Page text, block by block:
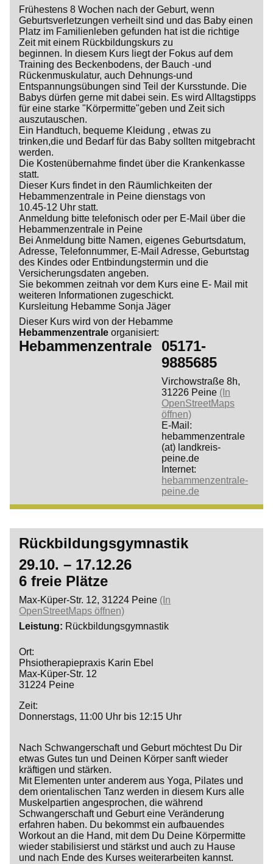
Frühestens 8 Wochen nach der Geburt, wenn
Geburtsverletzungen verheilt sind und das Baby einen
Platz im Familienleben gefunden hat ist die richtige
Zeit mit einem Rückbildungskurs zu
beginnen. In diesem Kurs liegt der Fokus auf dem
Training des Beckenbodens, der Bauch -und
Rückenmuskulatur, auch Dehnungs-und
Entspannungsübungen sind Teil der Kursstunde. Die
Babys dürfen gerne mit dabei sein. Es wird Alltagstipps
für eine starke "Körpermitte"geben und Zeit sich
auszutauschen.
Ein Handtuch, bequeme Kleidung , etwas zu
trinken,die und Bedarf für das Baby sollten mitgebracht
werden.
Die Kostenübernahme findet über die Krankenkasse
statt.
Dieser Kurs findet in den Räumlichkeiten der
Hebammenzentrale in Peine dienstags von
10.45-12 Uhr statt.
Anmeldung bitte telefonisch oder per E-Mail über die
Hebammenzentrale in Peine
Bei Anmeldung bitte Namen, eigenes Geburtsdatum,
Adresse, Telefonnummer, E-Mail Adresse, Geburtstag
des Kindes oder Entbindungstermin und die
Versicherungsdaten angeben.
Sie bekommen zeitnah vor dem Kurs eine E- Mail mit
weiteren Informationen zugeschickt.
Kursleitung Hebamme Sonja Jäger
Dieser Kurs wird von der Hebamme
Hebammenzentrale organisiert:
Hebammenzentrale
05171-
9885685
Virchowstraße 8h,
31226 Peine (In
OpenStreetMaps
öffnen)
E-Mail:
hebammenzentrale
(at) landkreis-
peine.de
Internet:
hebammenzentrale-
peine.de
Rückbildungsgymnastik
29.10. – 17.12.26
6 freie Plätze
Max-Küper-Str. 12, 31224 Peine (In
OpenStreetMaps öffnen)
Leistung
Rückbildungsgymnastik
Ort:
Phsiotherapiepraxis Karin Ebel
Max-Küper-Str. 12
31224 Peine
Zeit:
Donnerstags, 11:00 Uhr bis 12:15 Uhr
Nach Schwangerschaft und Geburt möchtest Du Dir
etwas Gutes tun und Deinen Körper sanft wieder
kräftigen und stärken.
Mit Elementen unter anderem aus Yoga, Pilates und
dem orientalischen Tanz werden in diesem Kurs alle
Muskelpartien angesprochen, die während
Schwangerschaft und Geburt eine Veränderung
erfahren haben. Du bekommst ein aufbauendes
Workout an die Hand, mit dem Du Deine Körpermitte
wieder stabilisierst und stärkst und auch zu Hause
und nach Ende des Kurses weiterarbeiten kannst.